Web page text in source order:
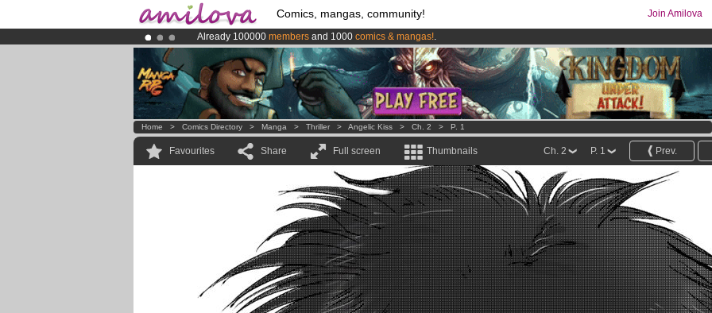
Comics, mangas, community! Join Amilova
Already 100000 members and 1000 comics & mangas!.
AmilovaKickstarter is now LIVE!.
Premium membership from3.95 euros per month !Get membership now
Home > Comics Directory > Manga > Thriller > Angelic Kiss > Ch. 2 > P. 1
Favourites Share Full screen Thumbnails Prev.
P. 1
Ch. 2